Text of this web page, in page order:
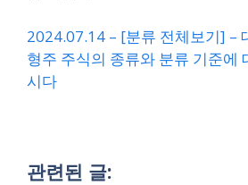
2024.07.14 – [분류 전체보기] –
형주 주식의 종류와 분류 기준에
시다
관련된 글: